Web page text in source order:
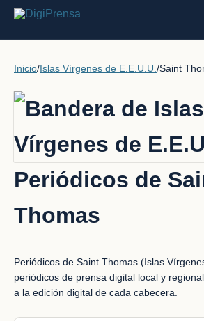
Inicio/Islas Vírgenes de E.E.U.U. /Saint
Periódicos de
Thomas
Periódicos de Saint Thomas (Islas
periódicos de prensa digital local y
a la edición digital de cada cabecera.